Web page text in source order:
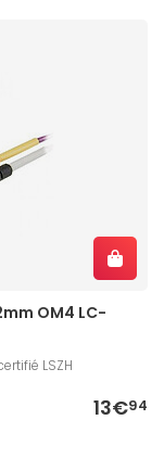
OM4 LC-
LSZH
13€94